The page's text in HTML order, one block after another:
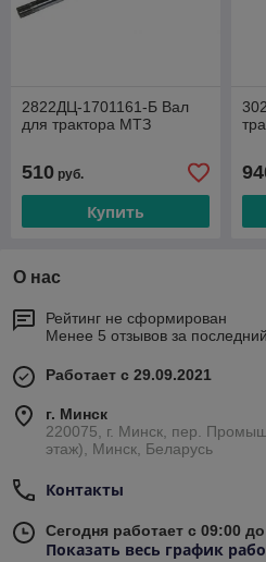
2822ДЦ-1701161-Б Вал
для трактора МТЗ
510 руб.
Купить
О нас
Рейтинг не сформирован
Менее 5 отзывов за
Работает с 29.09.2021
г. Минск
220075, г. Минск, пер.
этаж), Минск, Беларусь
Контакты
Сегодня работает с 09:00
Показать весь график